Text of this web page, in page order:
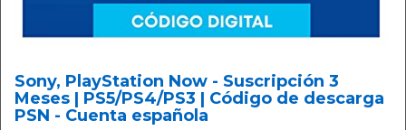
Sony, PlayStation Now - Suscripción 3
Meses | PS5/PS4/PS3 | Código de descarga
PSN - Cuenta española